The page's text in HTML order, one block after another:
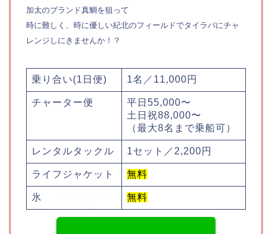
加太のブランド真鯛を狙って
時に難しく、時に優しい紀北のフィールドでタイラバにチャ
レンジしにきませんか！？
乗り合い(1日便) 1名／11,000円
チャーター便
平日55,000〜
土日祝88,000〜
（最大8名まで乗船可）
レンタルタックル 1セット／2,200円
ライフジャケット 無料
氷 無料